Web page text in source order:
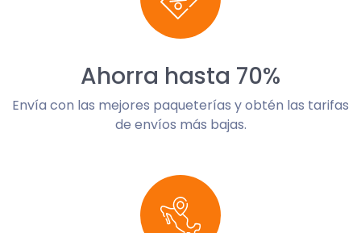
Ahorra hasta 70%
Envía con las mejores paqueterías y obtén las tarifas
de envíos más bajas.